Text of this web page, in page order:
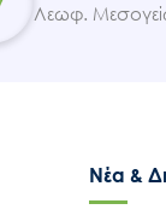
Λεωφ.
Νέα &